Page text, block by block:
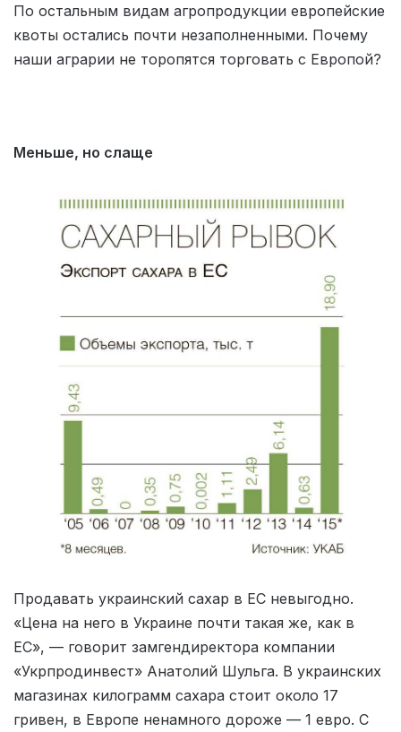
По остальным видам агропродукции европейские
квоты остались почти незаполненными. Почему
наши аграрии не торопятся торговать с Европой?
Меньше, но слаще
Продавать украинский сахар в ЕС невыгодно.
«Цена на него в Украине почти такая же, как в
ЕС», — говорит замгендиректора компании
«Укрпродинвест» Анатолий Шульга. В украинских
магазинах килограмм сахара стоит около 17
гривен, в Европе ненамного дороже — 1 евро. С